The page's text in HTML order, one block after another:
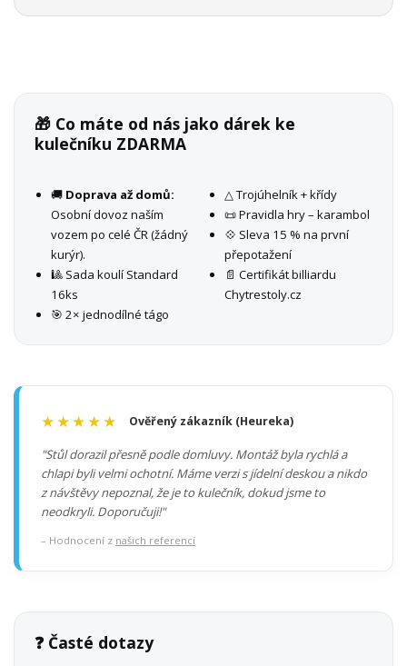
🎁 Co máte od nás jako dárek ke
kulečníku ZDARMA
🚚 Doprava až domů:
Osobní dovoz naším
vozem po celé ČR (žádný
kurýr).
🎱 Sada koulí Standard
16ks
🎯 2× jednodílné tágo
△ Trojúhelník + křídy
📜 Pravidla hry – karambol
💠 Sleva 15 % na první
přepotažení
📄 Certifikát billiardu
Chytrestoly.cz
★★★★★ Ověřený zákazník (Heureka)
"Stůl dorazil přesně podle domluvy. Montáž byla rychlá a
chlapi byli velmi ochotní. Máme verzi s jídelní deskou a nikdo
z návštěvy nepoznal, že je to kulečník, dokud jsme to
neodkryli. Doporučuji!"
– Hodnocení z našich referencí
❓ Časté dotazy